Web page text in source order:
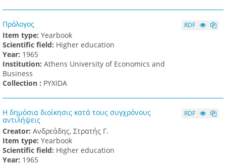
Πρόλογος
Item type: Yearbook
Scientific field: Higher education
Υear: 1965
Institution: Athens University of Economics and
Business
Collection : PYXIDA
RDF
Η δημόσια διοίκησις κατά τους συγχρόνους
αντιλήψεις
Creator: Ανδρεάδης, Στρατής Γ.
Item type: Yearbook
Scientific field: Higher education
Υear: 1965
RDF